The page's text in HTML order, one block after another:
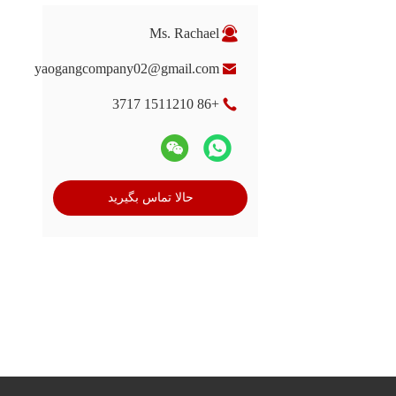
Ms. Rachael
yaogangcompany02@gmail.com
+86 1511210 3717
حالا تماس بگیرید